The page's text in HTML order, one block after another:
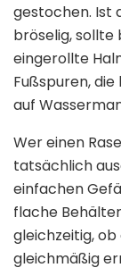
gestochen. Ist
bröselig, sollte
eingerollte
Fußspuren,
auf
Wer einen
tatsächlich
einfachen
flache
gleichzeitig,
gleichmäßig